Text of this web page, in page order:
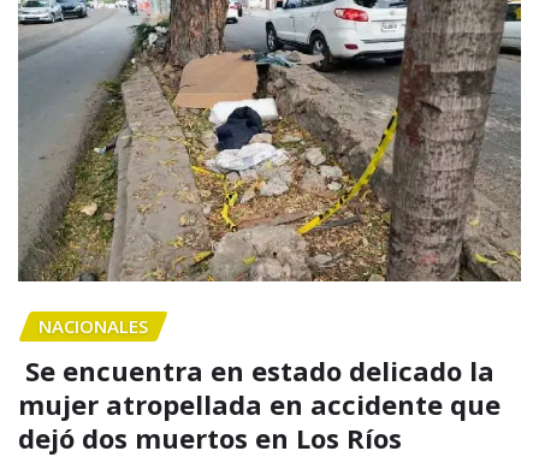
NACIONALES
Se encuentra en estado delicado la
mujer atropellada en accidente que
dejó dos muertos en Los Ríos